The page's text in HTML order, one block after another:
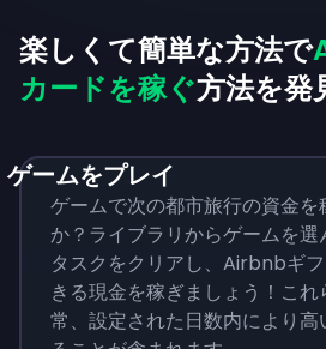
楽しくて簡単な方法で
カードを稼ぐ方法を発
ゲームをプレイ
ゲームで次の都市旅行の資金を
か？ライブラリからゲームを選
タスクをクリアし、Airbnbギ
きる現金を稼ぎましょう！こ
常、設定された日数内により